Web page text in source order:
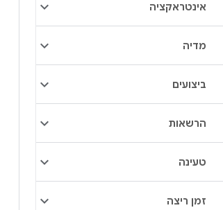
אינטראקציה
מדיה
ביצועים
הרשאות
טעינה
זמן ריצה